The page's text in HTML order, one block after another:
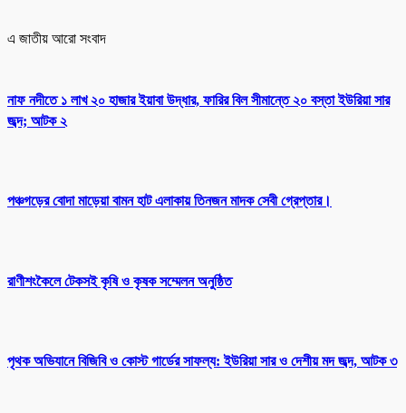
এ জাতীয় আরো সংবাদ
নাফ নদীতে ১ লাখ ২০ হাজার ইয়াবা উদ্ধার, ফারির বিল সীমান্তে ২০ বস্তা ইউরিয়া সার
জব্দ; আটক ২
পঞ্চগড়ের বোদা মাড়েয়া বামন হাট এলাকায় তিনজন মাদক সেবী গ্রেপ্তার।
রাণীশংকৈলে টেকসই কৃষি ও কৃষক সম্মেলন অনুষ্ঠিত
পৃথক অভিযানে বিজিবি ও কোস্ট গার্ডের সাফল্য: ইউরিয়া সার ও দেশীয় মদ জব্দ, আটক ৩